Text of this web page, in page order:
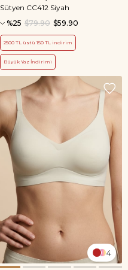
Sütyen CC412 Siyah
%25
$59.90
$79.90
2500 TL üstü 150 TL indirim
Büyük Yaz İndirimi
4